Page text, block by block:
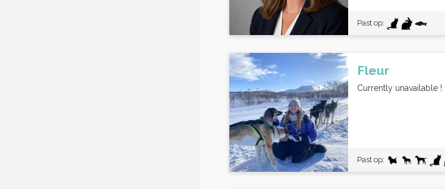
Past op:
Fleur
Currently unavailable !
Past op: